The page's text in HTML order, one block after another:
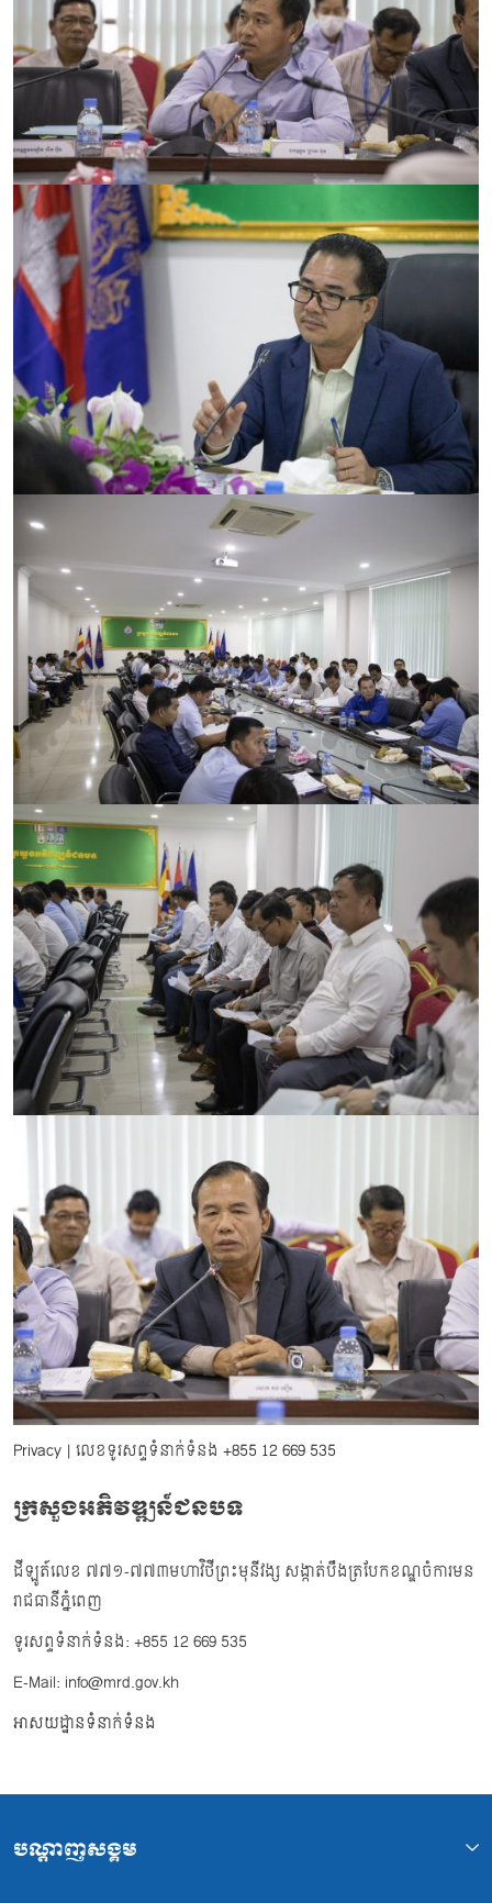
Privacy | លេខទូរសព្ទទំនាក់ទំនង +855 12 669 535
ក្រសួងអភិវឌ្ឍន៍ជនបទ
ដីឡូត៍លេខ ៧៧១-៧៧៣មហាវិថីព្រះមុនីវង្ស សង្កាត់បឹងត្របែកខណ្ឌចំការមន
រាជធានីភ្នំពេញ
ទូរសព្ទទំនាក់ទំនង: +855 12 669 535
E-Mail: info@mrd.gov.kh
អាសយដ្ឋានទំនាក់ទំនង
បណ្ដាញសង្គម